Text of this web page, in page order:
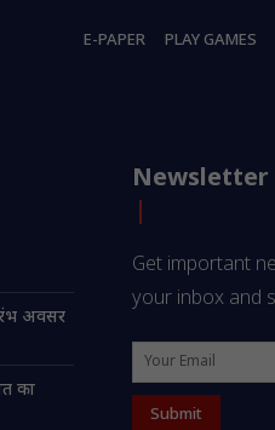
E-PAPER PLAY GAMES
अवसर
का
Newsletter
Get important
your inbox and